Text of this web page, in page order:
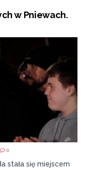
w Pniewach.
0
stała się miejscem